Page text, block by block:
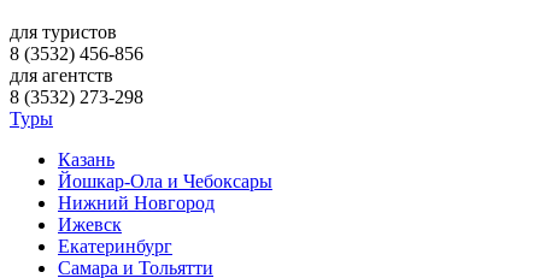
для туристов
8 (3532) 456-856
для агентств
8 (3532) 273-298
Туры
Казань
Йошкар-Ола и Чебоксары
Нижний Новгород
Ижевск
Екатеринбург
Самара и Тольятти